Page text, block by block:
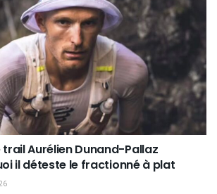
Aurélien Dunand-Pallaz
il déteste le fractionné à plat